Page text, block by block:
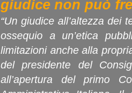
giudice non può
“Un giudice all’altezza dei
ossequio a un’etica
limitazioni anche alla
del presidente del
all’apertura del primo